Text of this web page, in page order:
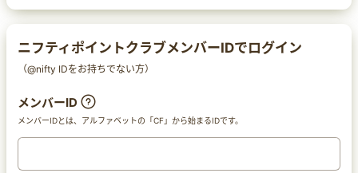
ニフティポイントクラブメンバーIDでログイン
（@nifty IDをお持ちでない方）
メンバーID
メンバーIDとは、アルファベットの「CF」から始まるIDです。